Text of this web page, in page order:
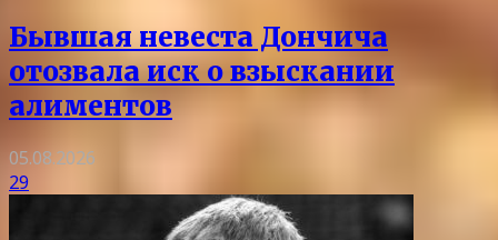
Бывшая невеста Дончича
отозвала иск о взыскании
алиментов
05.08.2026
29